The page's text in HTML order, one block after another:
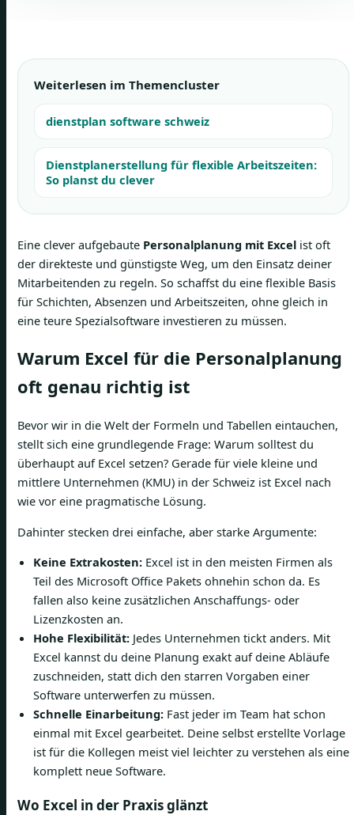
Weiterlesen im Themencluster
dienstplan software schweiz
Dienstplanerstellung für flexible Arbeitszeiten:
So planst du clever
Eine clever aufgebaute Personalplanung mit Excel ist oft
der direkteste und günstigste Weg, um den Einsatz deiner
Mitarbeitenden zu regeln. So schaffst du eine flexible Basis
für Schichten, Absenzen und Arbeitszeiten, ohne gleich in
eine teure Spezialsoftware investieren zu müssen.
Warum Excel für die Personalplanung
oft genau richtig ist
Bevor wir in die Welt der Formeln und Tabellen eintauchen,
stellt sich eine grundlegende Frage: Warum solltest du
überhaupt auf Excel setzen? Gerade für viele kleine und
mittlere Unternehmen (KMU) in der Schweiz ist Excel nach
wie vor eine pragmatische Lösung.
Dahinter stecken drei einfache, aber starke Argumente:
Keine Extrakosten: Excel ist in den meisten Firmen als
Teil des Microsoft Office Pakets ohnehin schon da. Es
fallen also keine zusätzlichen Anschaffungs- oder
Lizenzkosten an.
Hohe Flexibilität: Jedes Unternehmen tickt anders. Mit
Excel kannst du deine Planung exakt auf deine Abläufe
zuschneiden, statt dich den starren Vorgaben einer
Software unterwerfen zu müssen.
Schnelle Einarbeitung: Fast jeder im Team hat schon
einmal mit Excel gearbeitet. Deine selbst erstellte Vorlage
ist für die Kollegen meist viel leichter zu verstehen als eine
komplett neue Software.
Wo Excel in der Praxis glänzt